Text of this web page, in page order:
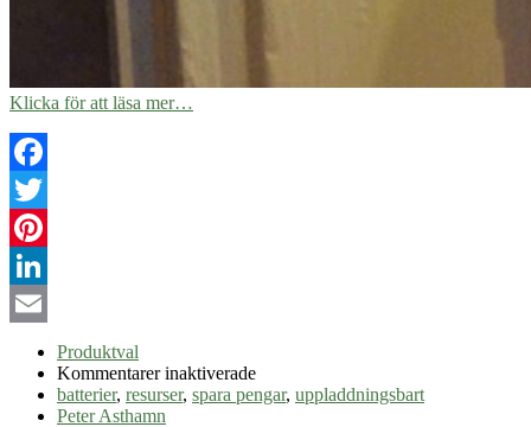
Klicka för att läsa mer…
Facebook
Twitter
Pinterest
LinkedIn
Produktval
Kommentarer inaktiveradeför
Uppladdningsbara
batterier, resurser, spara pengar, uppladdningsbart
Peter Asthamn